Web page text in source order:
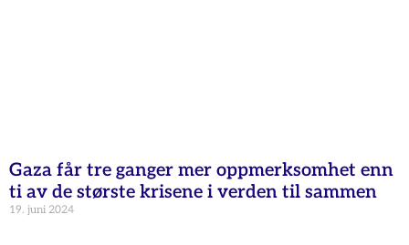
Gaza får tre ganger mer oppmerksomhet enn
ti av de største krisene i verden til sammen
19. juni 2024